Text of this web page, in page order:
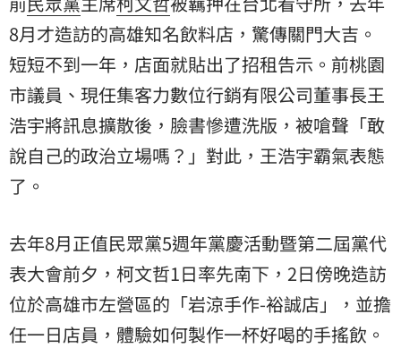
8月才造訪的高雄知名飲料店，驚傳關門大吉。
短短不到一年，店面就貼出了招租告示。前桃園
市議員、現任集客力數位行銷有限公司董事長王
浩宇將訊息擴散後，臉書慘遭洗版，被嗆聲「敢
說自己的政治立場嗎？」對此，王浩宇霸氣表態
了。
去年8月正值民眾黨5週年黨慶活動暨第二屆黨代
表大會前夕，柯文哲1日率先南下，2日傍晚造訪
位於高雄市左營區的「岩涼手作-裕誠店」，並擔
任一日店員，體驗如何製作一杯好喝的手搖飲。